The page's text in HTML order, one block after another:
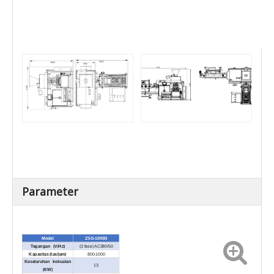
Parameter
Model
ZSG-1000G
Tegangan (V/Hz)
(3 fase) AC380/50
Kapasitas (tas/jam)
800-1000
Keseluruhan kekuatan
(KW)
13